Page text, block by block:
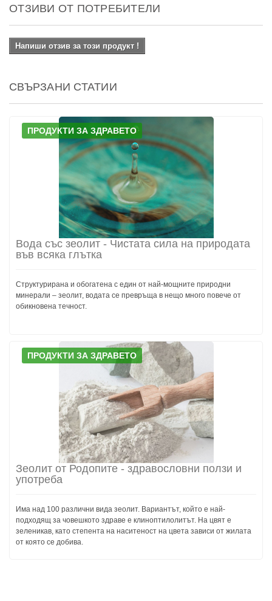
ОТЗИВИ ОТ ПОТРЕБИТЕЛИ
Напиши отзив за този продукт !
СВЪРЗАНИ СТАТИИ
ПРОДУКТИ ЗА ЗДРАВЕТО
Вода със зеолит - Чистата сила на природата
във всяка глътка
Структурирана и обогатена с един от най-мощните природни
минерали – зеолит, водата се превръща в нещо много повече от
обикновена течност.
ПРОДУКТИ ЗА ЗДРАВЕТО
Зеолит от Родопите - здравословни ползи и
употреба
Има над 100 различни вида зеолит. Вариантът, който е най-
подходящ за човешкото здраве е клиноптилолитът. На цвят е
зеленикав, като степента на наситеност на цвета зависи от жилата
от която се добива.